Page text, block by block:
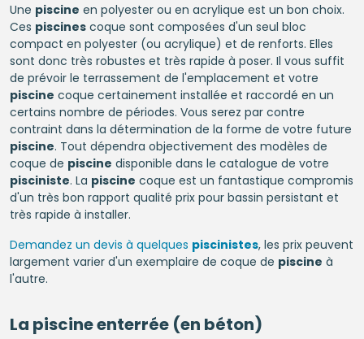
Une piscine en polyester ou en acrylique est un bon choix.
Ces piscinescoque sont composées d'un seul bloc
compact en polyester (ou acrylique) et de renforts. Elles
sont donc très robustes et très rapide à poser. Il vous suffit
de prévoir le terrassement de l'emplacement et votre
piscine coque certainement installée et raccordé en un
certains nombre de périodes. Vous serez par contre
contraint dans la détermination de la forme de votre future
piscine. Tout dépendra objectivement des modèles de
coque de piscine disponible dans le catalogue de votre
pisciniste. La piscine coque est un fantastique compromis
d'un très bon rapport qualité prix pour bassin persistant et
très rapide à installer.
Demandez un devis à quelques piscinistes, les prix peuvent
largement varier d'un exemplaire de coque de piscine à
l'autre.
La piscine enterrée(en béton)